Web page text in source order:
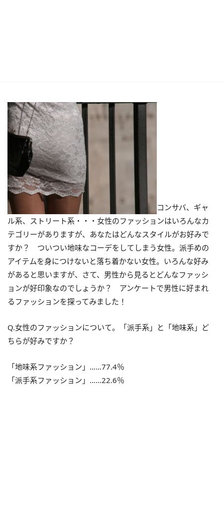
コンサバ、ギャ
ル系、ストリート系・・・女性のファッションはいろんなカ
テゴリーがありますが、あなたはどんなスタイルがお好みで
すか？ ついつい地味なコーデをしてしまう女性。派手めの
アイテムを身につけないと落ち着かない女性。いろんな好み
があると思いますが、さて、男性から見るとどんなファッシ
ョンが好印象なのでしょうか？ アンケートで男性に好まれ
るファッションを探ってみました！
Q.女性のファッションについて。「派手系」と「地味系」ど
ちらが好みですか？
「地味系ファッション」……77.4％
「派手系ファッション」……22.6％